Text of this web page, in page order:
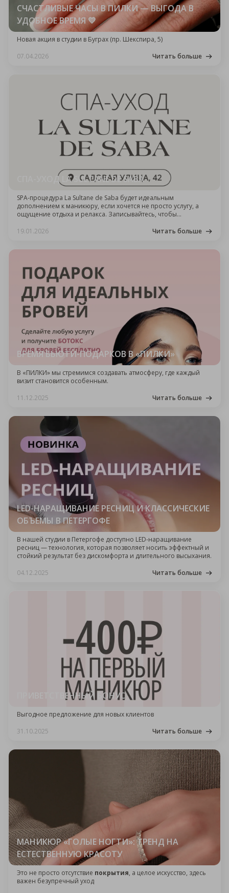
СЧАСТЛИВЫЕ ЧАСЫ В ПИЛКИ — ВЫГОДА В
УДОБНОЕ ВРЕМЯ 💛
Новая акция в студии в Буграх (пр. Шекспира, 5)
07.04.2026
Читать больше
СПА-УХОД LA SULTANE DE SABA
SPA-процедура La Sultane de Saba будет идеальным
дополнением к маникюру, если хочется не просто услугу, а
ощущение отдыха и релакса. Записывайтесь, чтобы
восточной роскоши!
19.01.2026 Читать больше
ВРЕМЯ БЬЮТИ-ПОДАРКОВ В «ПИЛКИ»
В «ПИЛКИ» мы стремимся создавать атмосферу, где каждый
визит становится особенным.
11.12.2025
Читать больше
LED-НАРАЩИВАНИЕ РЕСНИЦ И КЛАССИЧЕСКИЕ
ОБЪЕМЫ В ПЕТЕРГОФЕ
В нашей студии в Петергофе доступно LED-наращивание
ресниц — технология, которая позволяет носить эффектный и
стойкий результат без дискомфорта и длительного высыхания.
04.12.2025
Читать больше
ПРИВЕТСТВЕННЫЙ БОНУС
Выгодное предложение для новых клиентов
31.10.2025
Читать больше
МАНИКЮР «ГОЛЫЕ НОГТИ»: ТРЕНД НА
ЕСТЕСТВЕННУЮ КРАСОТУ
Это не просто отсутствие покрытия, а целое искусство, здесь
важен безупречный уход